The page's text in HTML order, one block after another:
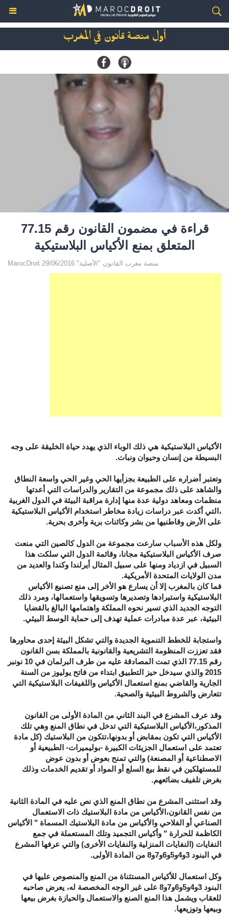
أول منصة قانون في المغرب
قراءة في مضمون القانون رقم 77.15
المتعلق بمنع الأكياس البلاستيكية
MarocDroit منصة مغرب القانون "الأصلية" 29/06/2016
الأكياس البلاستيكية هي ذلك الوباء الذي يهدد حياة الخليقة على وجه
البسيطة من إنسان وحيوان ونبات.
وتعتبر أضراره على الطبيعة بجزأيها الحي وغير الحي واسعة النطاق
والشاهد على ذلك مجموعة من التقارير والدراسات التي أعدتها
منظمات ومعاهد دولية عدة منها إدارة مراقبة البيئة في الدول الغربية
،التي أكدت عبر دراسات زيادة مخاطر استخدام الأكياس البلاستيكية
على الأرض وقاطنيها من بشر وكائنات برية وأخرى بحرية.
ولكل هذه الأسباب سارعت مجموعة من الدول كالصين التي منعت
صرف الأكياس البلاستيكية مجانا، وقائمة الدول التي سلكت هذا
السبيل في ازدياد ومنها على سبيل المثال أيرلندا وكندا والعديد من
مدن الولايات المتحدة الأمريكية.
فما كان بالمغرب إلا أن يسارع هو الأخر إلى منع تصنيع الأكياس
البلاستيكية واستيرادها وتصديرها وتسويقها واستعمالها، ومرد ذلك
التوجه الجديد الذي تسير نحوه المملكة واهتمامها البالغ بالقضايا
البيئية، عبر عدة مبادرات عملية تهدف إلى حماية الوسط البيئي.
واستجابة للخطط التنموية الجديدة والتي تشكل البيئة إحدى محاورها
فقد تعززت المنظومة التشريعية والقانونية بالمملكة بسن القانون
رقم 77.15 الذي تمت المصادقة عليه من طرف البرلمان في 10 نونبر
2015 والذي سيدخل حيز التطبيق ابتداء من فاتح يوليوز من السنة
الجارية والقاضي بمنع استعمال الأكياس واللفيفات البلاستيكية التي
تتعارض والشروط البيئية والصحية.
وقد عرف المشرع في البند الثاني من المادة الأولى من القانون
المذكور،الأكياس البلاستيكية التي تدخل في نطاق المنع وهي تلك
الأكياس التي تكون بمقابض أو بدونها،تتكون من البلاستيك (كل مادة
تعتمد على استعمال الجزيئات الكبيرة -بوليميرات- الطبيعية أو
الاصطناعية أو المصنعة) والتي تمنح بعوض أو بدون عوض
للمستهلكين في نقط بيع السلع أو المواد أو تقديم الخدمات وذلك
بغرض تلفيف بضائعهم.
وقد استثنى المشرع من نطاق المنع الذي نص عليه في المادة الثانية
من نفس القانون،الأكياس من مادة البلاستيك ذات الاستعمال
الصناعي أو الفلاحي والأكياس من مادة البلاستيك المسماة " الأكياس
الكاظمة للحرارة " وأكياس التجميد وتلك المستعملة في جمع
النفايات (النفايات المنزلية والنفايات الأخرى) والتي عرفها المشرع
في البنود 3و4و5و6و7و8 من المادة الأولى.
وكل استعمال للأكياس المستثناة من المنع والمنصوص عليها في
البنود 3و4و5و6و7و8 على غير الوجه المخصصة له، يعرض صاحبه
للعقاب ويشمل هذا المنع الصنع والاستعمال والحيازة بغرض بيعها
وبيعها وتوزيعها.